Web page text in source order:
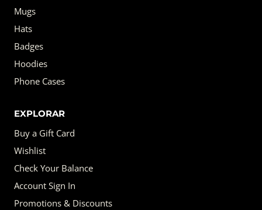
Mugs
Hats
Badges
Hoodies
Phone Cases
EXPLORAR
Buy a Gift Card
Wishlist
Check Your Balance
Account Sign In
Promotions & Discounts